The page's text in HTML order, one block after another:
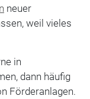
neuer
weil vieles
in
dann häufig
Förderanlagen.